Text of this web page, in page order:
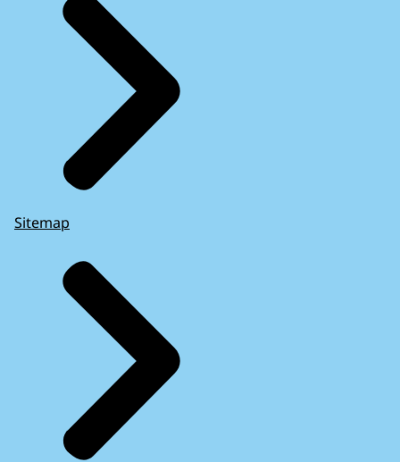
Sitemap